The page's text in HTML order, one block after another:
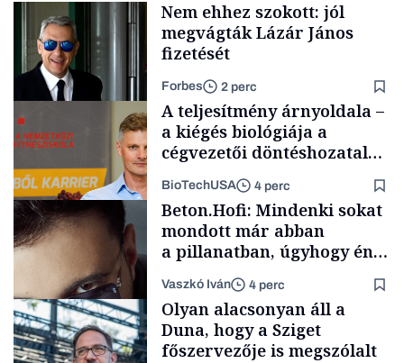
Politika
Nem ehhez szokott: jól
megvágták Lázár János
fizetését
Forbes 2 perc
Content Lab HUB
A teljesítmény árnyoldala –
a kiégés biológiája a
cégvezetői döntéshozatal
BioTechUSA 4 perc
Beton.Hofi: Mindenki sokat
mondott már abban
a pillanatban, úgyhogy én
a legsarkosabb
gondolataimat akartam
kimondani
Vaszkó Iván 4 perc
Olyan alacsonyan áll a
Duna, hogy a Sziget
főszervezője is megszólalt